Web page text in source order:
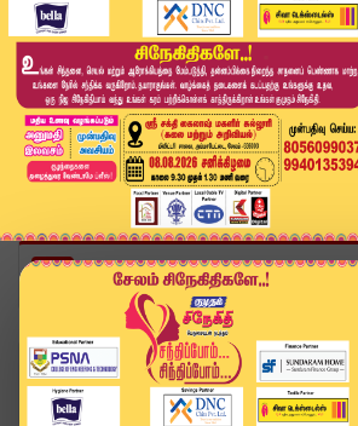
Home
வீடியோ ஸ்டோரி
"ஒன்றரை வயது குழந்தைக்கு